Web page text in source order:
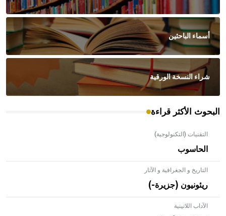
أسماء الباحثين
شراء النسخة الورقية
البحوث الأكثر قراءة
التقنيات (التكنولوجية)
الحاسوب
التاريخ و الجغرافية و الآثار
ريئونيون (جزيرة-)
الآداب اللاتينية